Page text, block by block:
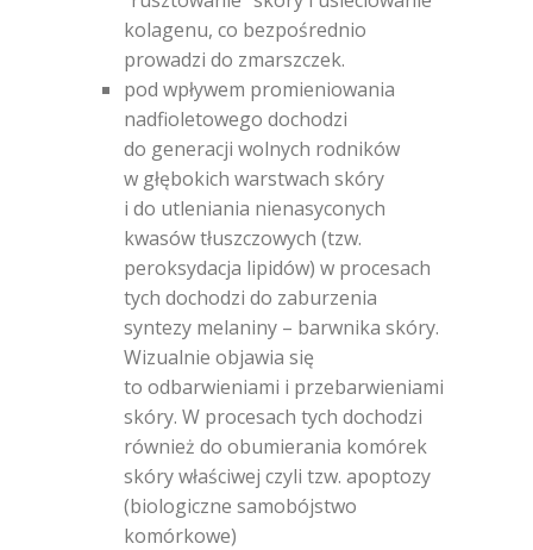
kolagenu, co bezpośrednio
prowadzi do zmarszczek.
pod wpływem promieniowania
nadfioletowego dochodzi
do generacji wolnych rodników
w głębokich warstwach skóry
i do utleniania nienasyconych
kwasów tłuszczowych (tzw.
peroksydacja lipidów) w procesach
tych dochodzi do zaburzenia
syntezy melaniny – barwnika skóry.
Wizualnie objawia się
to odbarwieniami i przebarwieniami
skóry. W procesach tych dochodzi
również do obumierania komórek
skóry właściwej czyli tzw. apoptozy
(biologiczne samobójstwo
komórkowe)